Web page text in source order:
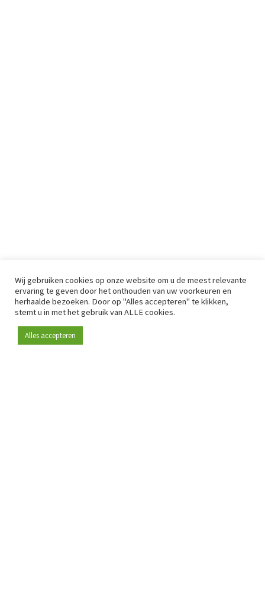
Wij gebruiken cookies op onze website om u de meest relevante
ervaring te geven door het onthouden van uw voorkeuren en
herhaalde bezoeken. Door op "Alles accepteren" te klikken,
stemt u in met het gebruik van ALLE cookies.
Alles accepteren